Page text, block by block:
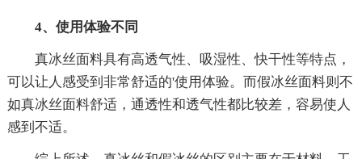
4、使用体验不同
真冰丝面料具有高透气性、吸湿性、快干性等特点，
可以让人感受到非常舒适的'使用体验。而假冰丝面料则不
如真冰丝面料舒适，通透性和透气性都比较差，容易使人
感到不适。